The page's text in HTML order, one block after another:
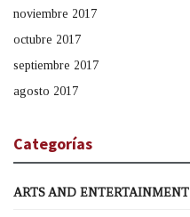
noviembre 2017
octubre 2017
septiembre 2017
agosto 2017
Categorías
ARTS AND ENTERTAINMENT